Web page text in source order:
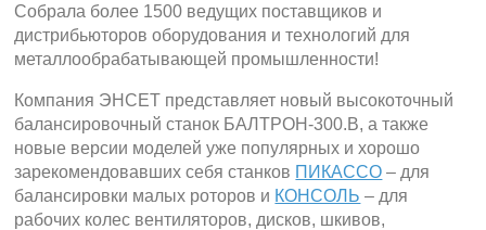
Собрала более 1500 ведущих поставщи­ков и
дистрибью­то­ров оборудования и техноло­гий для
металло­обра­ба­ты­ваю­щей промышленности!
Компания ЭНСЕТ представляет новый высокоточный
балансировочный станок БАЛТРОН-300.В, а также
новые версии моделей уже популярных и хорошо
зарекомендовавших себя станков ПИКАССО – для
балансировки малых роторов и КОНСОЛЬ – для
рабочих колес вентиляторов, дисков, шкивов,